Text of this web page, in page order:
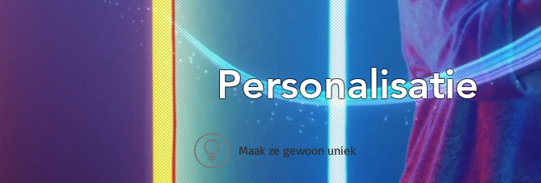
Personalisatie
Maak ze gewoon uniek